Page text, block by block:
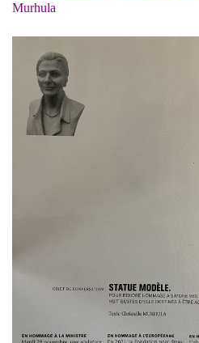
Murhula